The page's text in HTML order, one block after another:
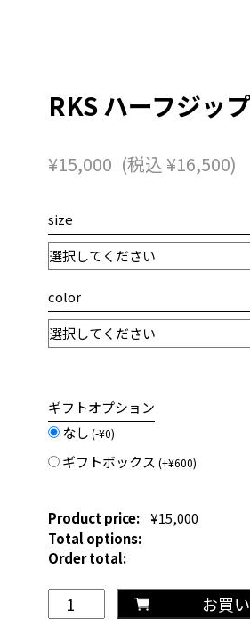
RKS ハーフジッ
¥15,000 (税込¥16,500)
size
color
ギフトオプション
なし (-¥0)
ギフトボックス (+¥600)
Product price: ¥15,000
Total options:
Order total:
RKS
ハ
お買